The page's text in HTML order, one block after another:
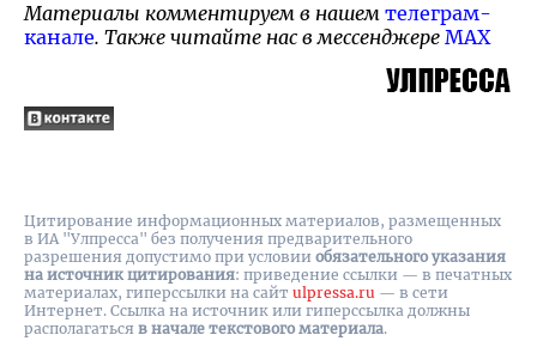
Материалы комментируем в нашем телеграм-
канале. Также читайте нас в мессенджере MAX
Цитирование информационных материалов, размещенных
в ИА "Улпресса" без получения предварительного
разрешения допустимо при условии обязательного указания
на источник цитирования: приведение ссылки — в печатных
материалах, гиперссылки на cайт ulpressa.ru — в сети
Интернет. Ссылка на источник или гиперссылка должны
располагаться в начале текстового материала.